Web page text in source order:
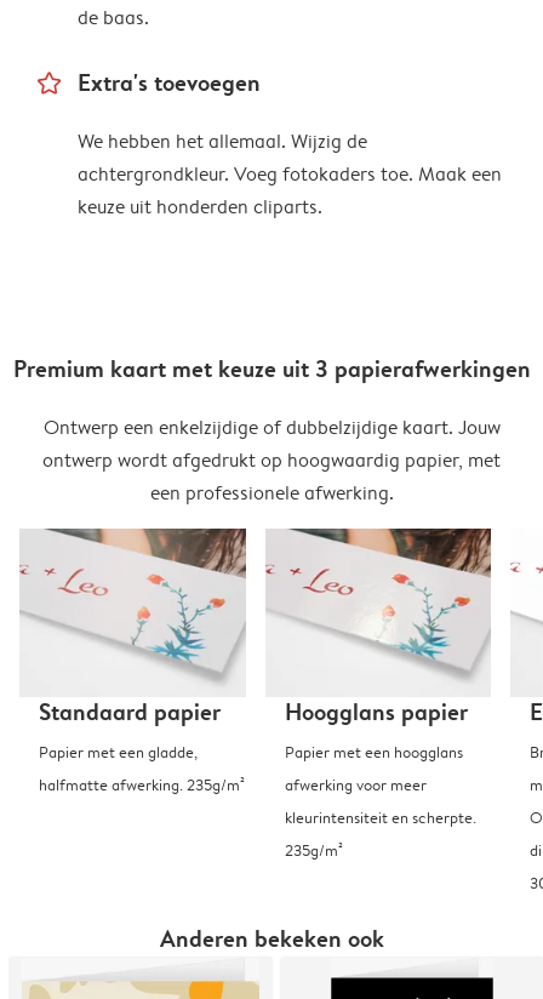
de baas.
star_outline Extra's toevoegen
We hebben het allemaal. Wijzig de
achtergrondkleur. Voeg fotokaders toe. Maak een
keuze uit honderden cliparts.
Premium kaart met keuze uit 3 papierafwerkingen
Ontwerp een enkelzijdige of dubbelzijdige kaart. Jouw
ontwerp wordt afgedrukt op hoogwaardig papier, met
een professionele afwerking.
Standaard papier
Papier met een gladde,
halfmatte afwerking. 235g/m²
Hoogglans papier
Papier met een hoogglans
afwerking voor meer
kleurintensiteit en scherpte.
235g/m²
Anderen bekeken ook